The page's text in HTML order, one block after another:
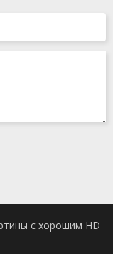
с хорошим HD